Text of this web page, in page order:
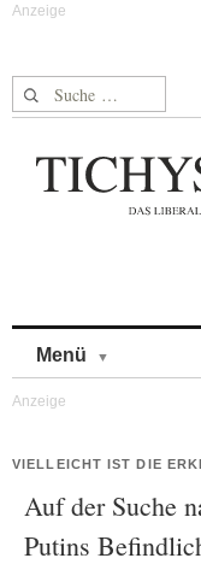
Suche nach:
Menü
VIELLEICHT IST DIE
Auf der Suche
Putins